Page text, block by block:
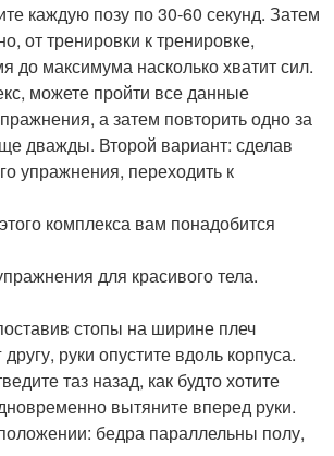
каждую позу по 30-60 секунд. Затем
от тренировки к тренировке,
до максимума насколько хватит сил.
можете пройти все данные
а затем повторить одно за
дважды. Второй вариант: сделав
упражнения, переходить к
комплекса вам понадобится
для красивого тела.
стопы на ширине плеч
руки опустите вдоль корпуса.
таз назад, как будто хотите
вытяните вперед руки.
бедра параллельны полу,